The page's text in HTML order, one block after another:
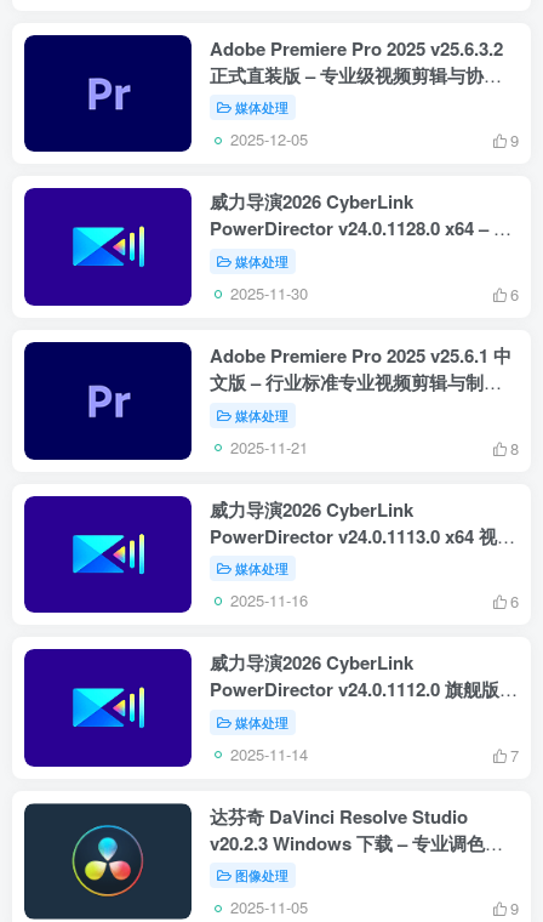
Adobe Premiere Pro 2025 v25.6.3.2
正式直装版 – 专业级视频剪辑与协作
平台媒体处理
2025-12-05 9
威力导演2026 CyberLink
PowerDirector v24.0.1128.0 x64 – 视
频剪辑旗舰工具
媒体处理
2025-11-30 6
Adobe Premiere Pro 2025 v25.6.1 中
文版 – 行业标准专业视频剪辑与制作
软件媒体处理
2025-11-21 8
威力导演2026 CyberLink
PowerDirector v24.0.1113.0 x64 视频
剪辑旗舰工具下载
媒体处理
2025-11-16 6
威力导演2026 CyberLink
PowerDirector v24.0.1112.0 旗舰版下
载 媒体处理
2025-11-14 7
达芬奇 DaVinci Resolve Studio
v20.2.3 Windows 下载 – 专业调色剪
辑一体软件
图像处理
2025-11-05 9